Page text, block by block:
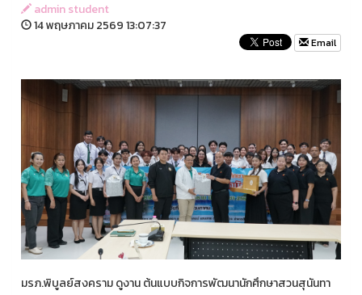
admin student
14 พฤษภาคม 2569 13:07:37
Email
มรภ.พิบูลย์สงคราม ดูงาน ต้นแบบกิจการพัฒนานักศึกษาสวนสุนันทา